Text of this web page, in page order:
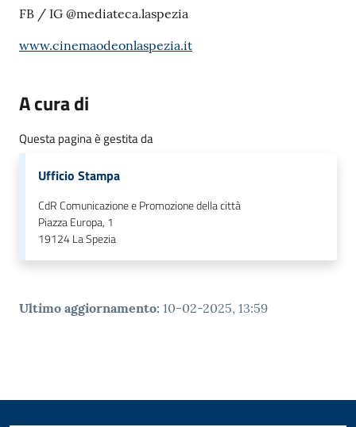
FB / IG @mediateca.laspezia
www.cinemaodeonlaspezia.it
A cura di
Questa pagina è gestita da
Ufficio Stampa
CdR Comunicazione e Promozione della città
Piazza Europa, 1
19124La Spezia
Ultimo aggiornamento: 10-02-2025, 13:59